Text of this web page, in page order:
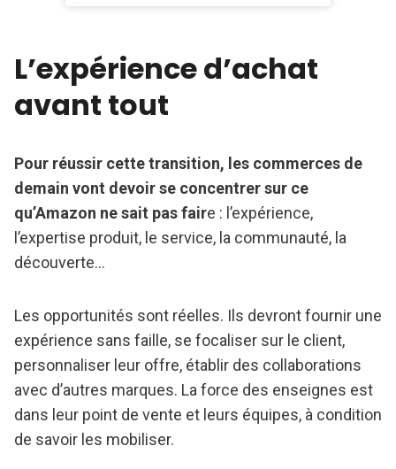
L’expérience d’achat
avant tout
Pour réussir cette transition, les commerces de
demain vont devoir se concentrer sur ce
qu’Amazon ne sait pas faire : l’expérience,
l’expertise produit, le service, la communauté, la
découverte…
Les opportunités sont réelles. Ils devront fournir une
expérience sans faille, se focaliser sur le client,
personnaliser leur offre, établir des collaborations
avec d’autres marques. La force des enseignes est
dans leur point de vente et leurs équipes, à condition
de savoir les mobiliser.